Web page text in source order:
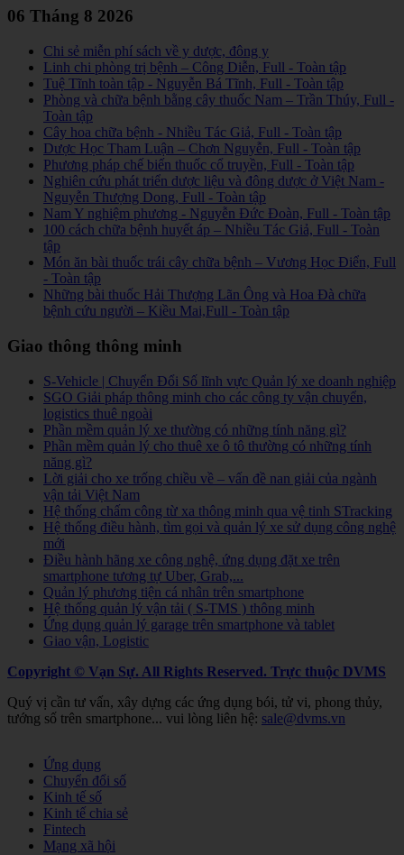
06 Tháng 8 2026
Chi sẻ miễn phí sách về y dược, đông y
Linh chi phòng trị bệnh – Công Diễn, Full - Toàn tập
Tuệ Tĩnh toàn tập - Nguyễn Bá Tĩnh, Full - Toàn tập
Phòng và chữa bệnh bằng cây thuốc Nam – Trần Thúy, Full -
Toàn tập
Cây hoa chữa bệnh - Nhiều Tác Giả, Full - Toàn tập
Dược Học Tham Luận – Chơn Nguyễn, Full - Toàn tập
Phương pháp chế biến thuốc cổ truyền, Full - Toàn tập
Nghiên cứu phát triển dược liệu và đông dược ở Việt Nam -
Nguyễn Thượng Dong, Full - Toàn tập
Nam Y nghiệm phương - Nguyễn Đức Đoàn, Full - Toàn tập
100 cách chữa bệnh huyết áp – Nhiều Tác Giả, Full - Toàn
tập
Món ăn bài thuốc trái cây chữa bệnh – Vương Học Điển, Full
- Toàn tập
Những bài thuốc Hải Thượng Lãn Ông và Hoa Đà chữa
bệnh cứu người – Kiều Mai,Full - Toàn tập
Giao thông thông minh
S-Vehicle | Chuyển Đổi Số lĩnh vực Quản lý xe doanh nghiệp
SGO Giải pháp thông minh cho các công ty vận chuyển,
logistics thuê ngoài
Phần mềm quản lý xe thường có những tính năng gì?
Phần mềm quản lý cho thuê xe ô tô thường có những tính
năng gì?
Lời giải cho xe trống chiều về – vấn đề nan giải của ngành
vận tải Việt Nam
Hệ thống chấm công từ xa thông minh qua vệ tinh STracking
Hệ thống điều hành, tìm gọi và quản lý xe sử dụng công nghệ
mới
Điều hành hãng xe công nghệ, ứng dụng đặt xe trên
smartphone tương tự Uber, Grab,...
Quản lý phương tiện cá nhân trên smartphone
Hệ thống quản lý vận tải ( S-TMS ) thông minh
Ứng dụng quản lý garage trên smartphone và tablet
Giao vận, Logistic
Copyright © Vạn Sự. All Rights Reserved. Trực thuộc DVMS
Quý vị cần tư vấn, xây dựng các ứng dụng bói, tử vi, phong thủy,
tướng số trên smartphone... vui lòng liên hệ: sale@dvms.vn
Ứng dụng
Chuyển đổi số
Kinh tế số
Kinh tế chia sẻ
Fintech
Mạng xã hội